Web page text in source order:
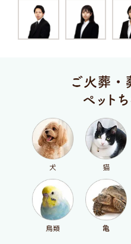
犬 猫
鳥類 亀